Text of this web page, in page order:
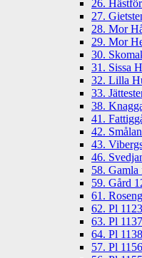
26.
27.
28. Mor
29. Mor
30.
31. Sissa
32. Lilla
33.
38.
41.
42.
43.
46.
58. Gamla
59. Gård
61.
62. Pl
63. Pl
64. Pl
57. Pl